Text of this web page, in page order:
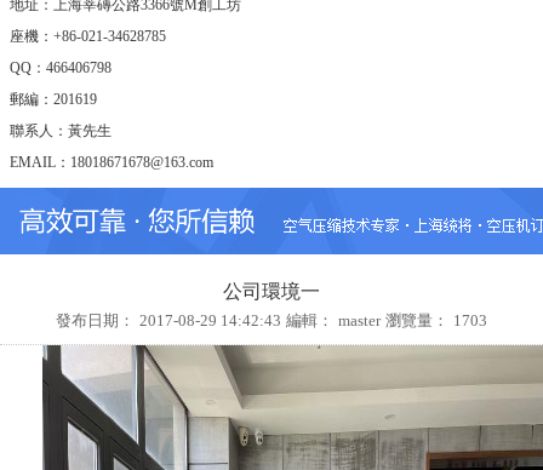
地址：上海莘磚公路3366號M創工坊
座機：+86-021-34628785
QQ：466406798
郵編：201619
聯系人：黃先生
EMAIL：18018671678@163.com
公司環境一
發布日期： 2017-08-29 14:42:43 編輯： master 瀏覽量： 1703